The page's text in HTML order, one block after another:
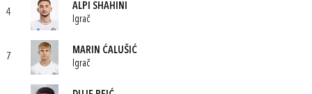
4
ALPI SHAHINI
Igrač
7
MARIN ĆALUŠIĆ
Igrač